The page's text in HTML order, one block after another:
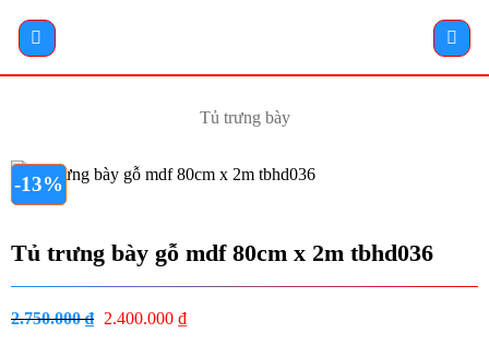
Tủ trưng bày
-13%
Tủ trưng bày gỗ mdf 80cm x 2m tbhd036
2.750.000₫ Giá
2.400.000 ₫Giá